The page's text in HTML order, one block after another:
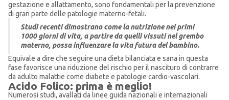
gestazione e allattamento, sono fondamentali per la prevenzione
di gran parte delle patologie materno-fetali.
Studi recenti dimostrano come la nutrizione nei primi
1000 giorni di vita, a partire da quelli vissuti nel grembo
materno, possa influenzare la vita futura del bambino.
Equivale a dire che seguire una dieta bilanciata e sana in questa
fase favorisce una riduzione del rischio per il nascituro di contrarre
da adulto malattie come diabete e patologie cardio-vascolari.
Acido Folico: prima è meglio!
Numerosi studi, avallati da linee guida nazionali e internazionali